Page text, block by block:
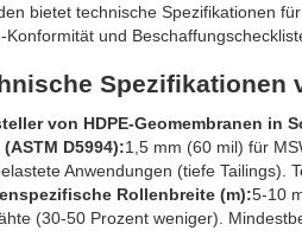
bietet technische Spezifikationen
Konformität und
Spezifikationen
von HDPE-Geomembranen in
(ASTM D5994):1,5 mm (60 mil) für
Anwendungen (tiefe Tailings).
Rollenbreite (m):5-10
(30-50 Prozent weniger).